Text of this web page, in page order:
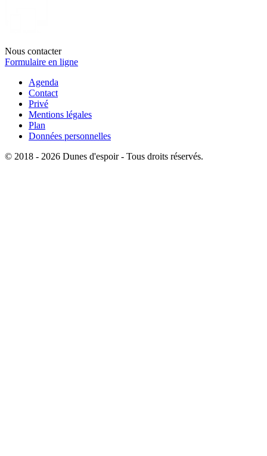
Nous contacter
Formulaire en ligne
Agenda
Contact
Privé
Mentions légales
Plan
Données personnelles
© 2018 - 2026 Dunes d'espoir - Tous droits réservés.